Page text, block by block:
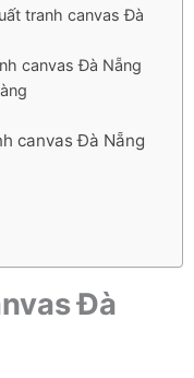
tranh canvas Đà
canvas Đà Nẵng
canvas Đà Nẵng
Đà